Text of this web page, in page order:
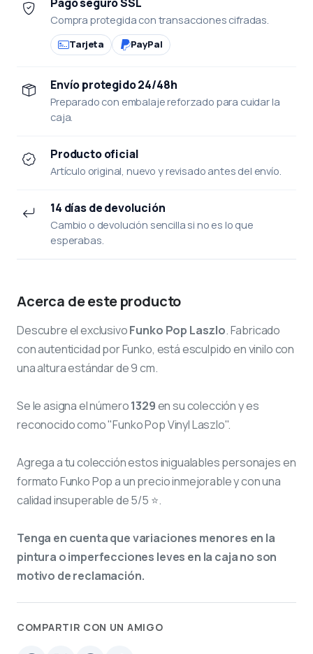
Compra protegida con transacciones cifradas.
Tarjeta PayPal
Envío protegido 24/48h
Preparado con embalaje reforzado para cuidar la
caja.
Producto oficial
Artículo original, nuevo y revisado antes del envío.
14 días de devolución
Cambio o devolución sencilla si no es lo que
esperabas.
Acerca de este producto
Descubre el exclusivoFunko Pop Laszlo. Fabricado
con autenticidad por Funko, está esculpido en vinilo con
una altura estándar de 9 cm.
Se le asigna el número1329en su colección y es
reconocido como "Funko Pop Vinyl Laszlo".
Agrega a tu colección estos inigualables personajes en
formato Funko Pop a un precio inmejorable y con una
calidad insuperable de 5/5 ⭐.
Tenga en cuenta que variaciones menores en la
pintura o imperfecciones leves en la caja no son
motivo de reclamación.
COMPARTIR CON UN AMIGO